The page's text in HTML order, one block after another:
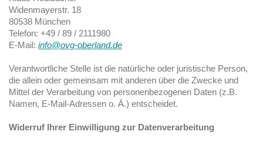
Widenmayerstr. 18
80538 München
Telefon: +49 / 89 / 2111980
E-Mail: info@ovg-oberland.de
Verantwortliche Stelle ist die natürliche oder juristische Person,
die allein oder gemeinsam mit anderen über die Zwecke und
Mittel der Verarbeitung von personenbezogenen Daten (z.B.
Namen, E-Mail-Adressen o. Ä.) entscheidet.
Widerruf Ihrer Einwilligung zur Datenverarbeitung